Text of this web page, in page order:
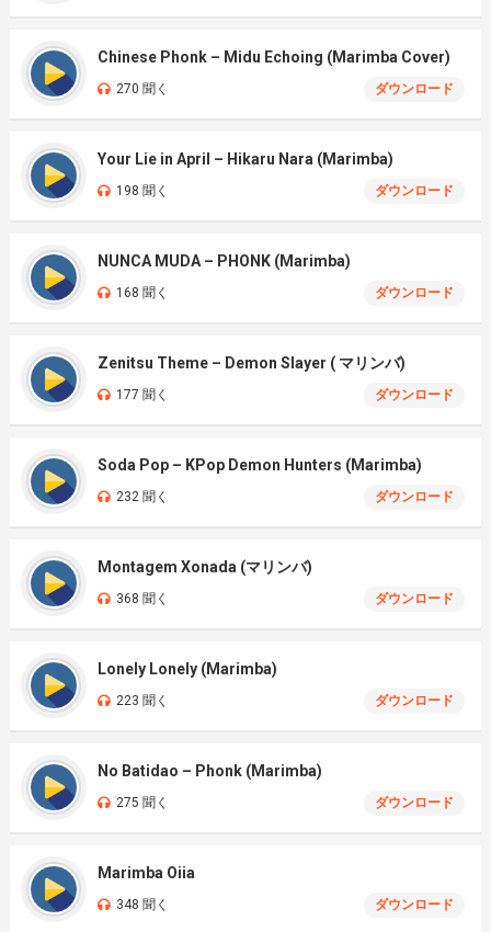
Chinese Phonk – Midu Echoing (Marimba Cover)
270 聞く ダウンロード
Your Lie in April – Hikaru Nara (Marimba)
198 聞く ダウンロード
NUNCA MUDA – PHONK (Marimba)
168 聞く ダウンロード
Zenitsu Theme – Demon Slayer ( マリンバ)
177 聞く ダウンロード
Soda Pop – KPop Demon Hunters (Marimba)
232 聞く ダウンロード
Montagem Xonada (マリンバ)
368 聞く ダウンロード
Lonely Lonely (Marimba)
223 聞く ダウンロード
No Batidao – Phonk (Marimba)
275 聞く ダウンロード
Marimba Oiia
348 聞く ダウンロード